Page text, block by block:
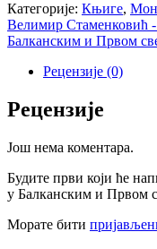
Категорије: Књиге,
Велимир Стаменковић
Балканским и Првом
Рецензије (0)
Рецензије
Још нема коментара.
Будите први који ће
у Балканским и Првом
Морате бити